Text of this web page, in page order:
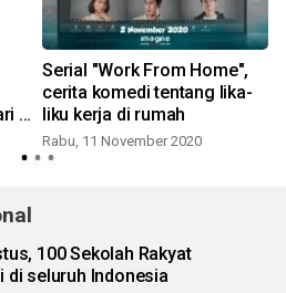
di
Serial "Work From Home",
cerita komedi tentang lika-
liku kerja di rumah
Rabu, 11 November 2020
100 Sekolah Rakyat
di seluruh Indonesia